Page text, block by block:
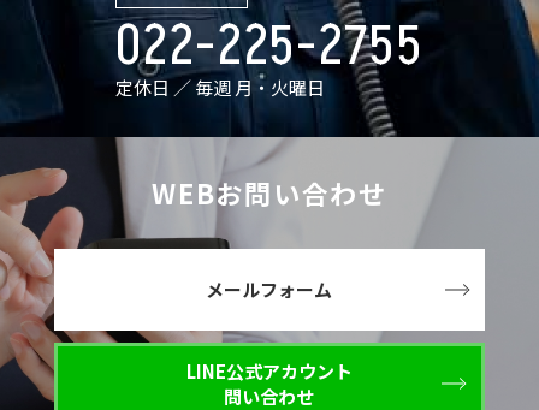
022-225-2755
定休日 ／ 毎週 月・火曜日
WEBお問い合わせ
メールフォーム
LINE公式アカウント
問い合わせ